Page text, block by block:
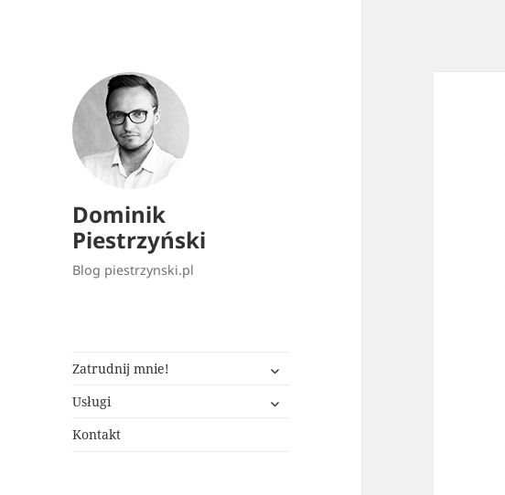
Dominik
Piestrzyński
Blog piestrzynski.pl
Zatrudnij mnie!
potomne
Usługi
Kontakt